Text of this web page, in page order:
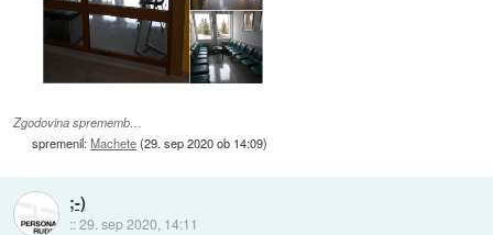
Zgodovina sprememb…
spremenil:Machete(29. sep 2020 ob 14:09)
;-)
::29. sep 2020, 14:11